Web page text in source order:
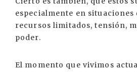
especialmente en situaciones
recursos limitados, tensión,
poder.
El momento que vivimos